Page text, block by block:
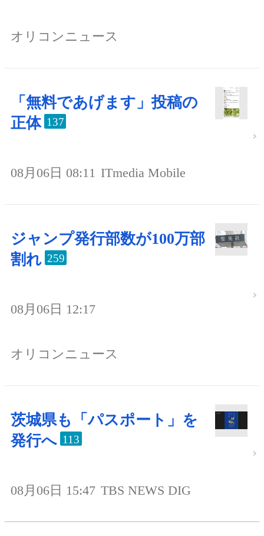
オリコンニュース
「無料であげます」投稿の
正体 137
08月06日 08:11 ITmedia Mobile
ジャンプ発行部数が100万部
割れ 259
08月06日 12:17
オリコンニュース
茨城県も「パスポート」を
発行へ 113
08月06日 15:47 TBS NEWS DIG